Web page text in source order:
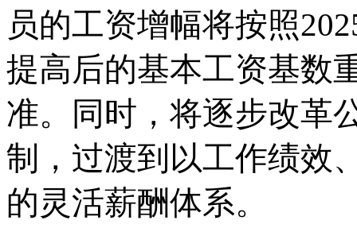
员的工资增幅将按照
提高后的基本工资基数
准。同时，将逐步改革
制，过渡到以工作绩效
的灵活薪酬体系。